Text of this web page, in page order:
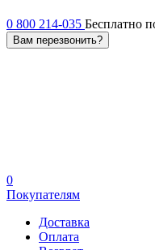
0 800 214-035 Бесплатно
Вам перезвонить?
0
Покупателям
Доставка
Оплата